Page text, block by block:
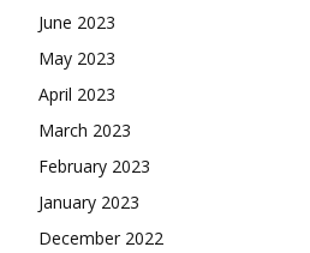
June 2023
May 2023
April 2023
March 2023
February 2023
January 2023
December 2022